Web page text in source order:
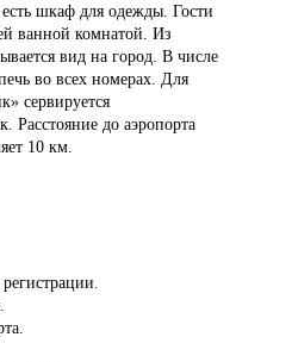
шкаф для одежды. Гости
ванной комнатой. Из
вид на город. В числе
во всех номерах. Для
сервируется
Расстояние до аэропорта
10 км.